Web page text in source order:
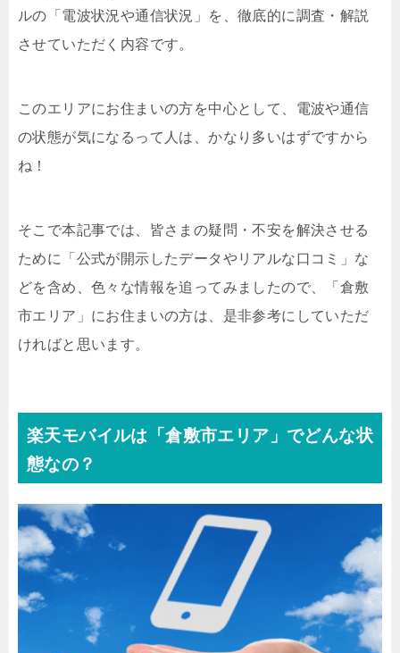
ルの「電波状況や通信状況」を、徹底的に調査・解説
させていただく内容です。
このエリアにお住まいの方を中心として、電波や通信
の状態が気になるって人は、かなり多いはずですから
ね！
そこで本記事では、皆さまの疑問・不安を解決させる
ために「公式が開示したデータやリアルな口コミ」な
どを含め、色々な情報を追ってみましたので、「倉敷
市エリア」にお住まいの方は、是非参考にしていただ
ければと思います。
楽天モバイルは「倉敷市エリア」でどんな状
態なの？